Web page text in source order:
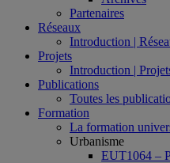
Partenaires
Réseaux
Introduction |
Projets
Introduction |
Publications
Toutes les
Formation
La formation
Urbanisme
EUT1064 –